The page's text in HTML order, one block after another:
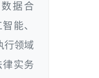
据合
能、
行领域
实务